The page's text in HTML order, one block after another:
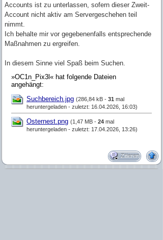
Accounts ist zu unterlassen, sofern dieser Zweit-
Account nicht aktiv am Servergeschehen teil
nimmt.
Ich behalte mir vor gegebenenfalls entsprechende
Maßnahmen zu ergreifen.
In diesem Sinne viel Spaß beim Suchen.
»OC1n_Pix3l« hat folgende Dateien
angehängt:
Suchbereich.jpg (286,84 kB - 31 mal
heruntergeladen - zuletzt: 16.04.2026, 16:03)
Osternest.png (1,47 MB - 24 mal
heruntergeladen - zuletzt: 17.04.2026, 13:26)
Zitieren